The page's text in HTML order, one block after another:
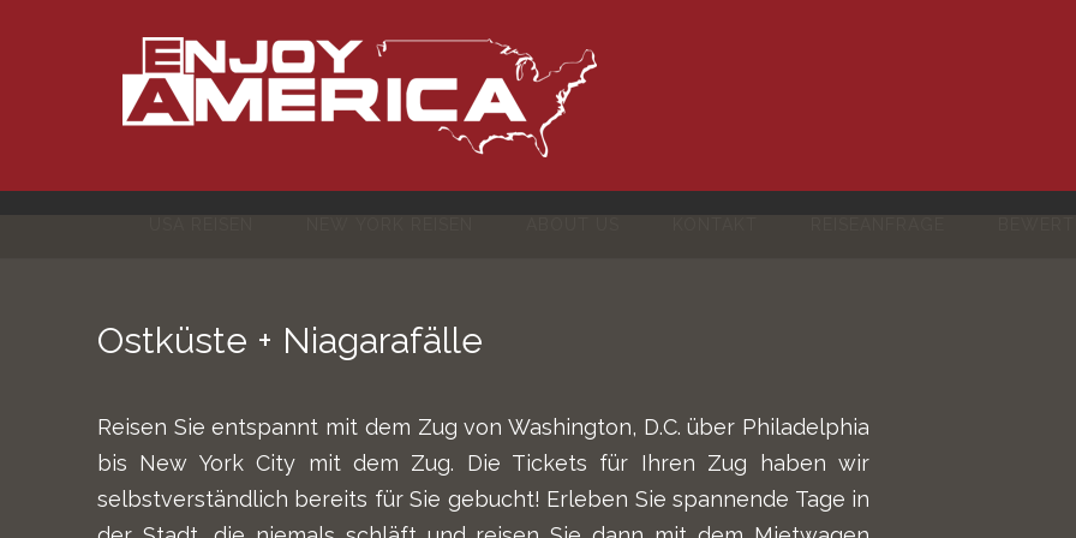
Ostküste + Niagarafälle
Reisen Sie entspannt mit dem Zug von Washington, D.C. über Philadelphia
bis New York City mit dem Zug. Die Tickets für Ihren Zug haben wir
selbstverständlich bereits für Sie gebucht! Erleben Sie spannende Tage in